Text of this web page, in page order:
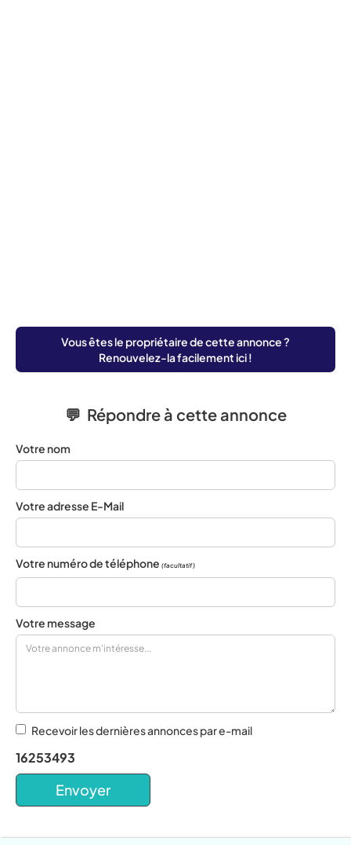
Vous êtes le propriétaire de cette annonce ?
Renouvelez-la facilement ici !
💬 Répondre à cette annonce
Votre nom
Votre adresse E-Mail
Votre numéro de téléphone (facultatif)
Votre message
Recevoir les dernières annonces par e-mail
16253493